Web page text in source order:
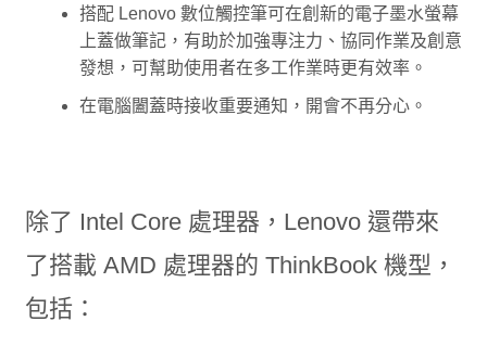
搭配 Lenovo 數位觸控筆可在創新的電子墨水螢幕
上蓋做筆記，有助於加強專注力、協同作業及創意
發想，可幫助使用者在多工作業時更有效率。
在電腦闔蓋時接收重要通知，開會不再分心。
除了 Intel Core 處理器，Lenovo 還帶來
了搭載 AMD 處理器的 ThinkBook 機型，
包括：